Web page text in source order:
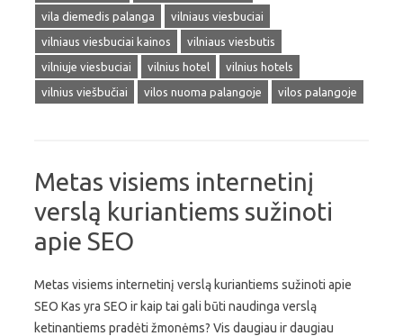
vila diemedis palanga
vilniaus viesbuciai
vilniaus viesbuciai kainos
vilniaus viesbutis
vilniuje viesbuciai
vilnius hotel
vilnius hotels
vilnius viešbučiai
vilos nuoma palangoje vilos palangoje
Metas visiems internetinį
verslą kuriantiems sužinoti
apie SEO
Metas visiems internetinį verslą kuriantiems sužinoti apie
SEO Kas yra SEO ir kaip tai gali būti naudinga verslą
ketinantiems pradėti žmonėms? Vis daugiau ir daugiau